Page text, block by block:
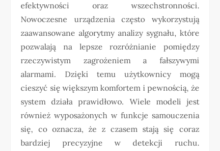
efektywności oraz wszechstronności.
Nowoczesne urządzenia często wykorzystują
zaawansowane algorytmy analizy sygnału, które
pozwalają na lepsze rozróżnianie pomiędzy
rzeczywistym zagrożeniem a fałszywymi
alarmami. Dzięki temu użytkownicy mogą
cieszyć się większym komfortem i pewnością, że
system działa prawidłowo. Wiele modeli jest
również wyposażonych w funkcje samouczenia
się, co oznacza, że z czasem stają się coraz
bardziej precyzyjne w detekcji ruchu.